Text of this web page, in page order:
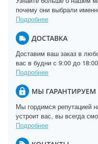
почему они выбрали
Подробнее
ДОСТАВКА
Доставим ваш заказ в
вас в будни с 9:00 до 18:00
Подробнее
МЫ ГАРАНТИРУЕМ
Мы гордимся репутацией
устроит вас, вы всегда
Подробнее